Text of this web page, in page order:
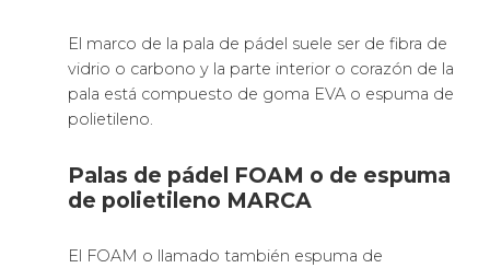
El marco de la pala de pádel suele ser de fibra de
vidrio o carbono y la parte interior o corazón de la
pala está compuesto de goma EVA o espuma de
polietileno.
Palas de pádel FOAM o de espuma
de polietileno MARCA
El FOAM o llamado también espuma de